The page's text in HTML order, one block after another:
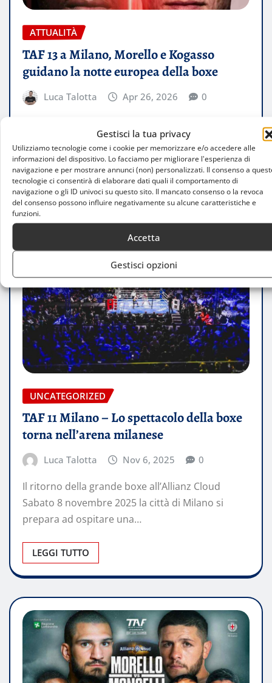
Gestisci la tua privacy
Utilizziamo tecnologie come i cookie per memorizzare e/o accedere alle
informazioni del dispositivo. Lo facciamo per migliorare l'esperienza di
navigazione e per mostrare annunci (non) personalizzati. Il consenso a
tecnologie ci consentirà di elaborare dati quali il comportamento di
navigazione o gli ID univoci su questo sito. Il mancato consenso o la revoca
del consenso possono influire negativamente su alcune caratteristiche e
funzioni.
Accetta
Gestisci opzioni
ATTUALITÀ
TAF 13 a Milano, Morello e Kogasso
guidano la notte europea della boxe
Luca Talotta Apr 26, 2026 0
Art of Fighting con due titoli EBU Silver, semifinali
italiane e una…
LEGGI TUTTO
UNCATEGORIZED
TAF 11 Milano – Lo spettacolo della boxe
torna nell’arena milanese
Luca Talotta Nov 6, 2025 0
Il ritorno della grande boxe all’Allianz Cloud
Sabato 8 novembre 2025 la città di Milano si
prepara ad ospitare una…
LEGGI TUTTO